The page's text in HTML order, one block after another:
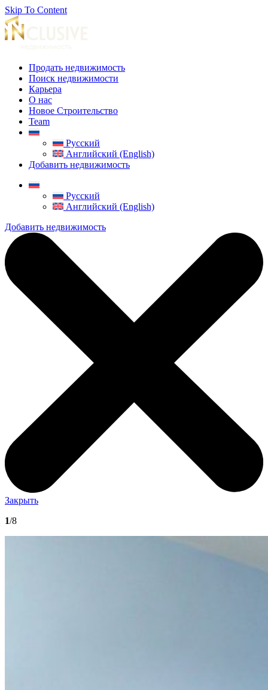
Skip To Content
Продать недвижимость
Поиск недвижимости
Карьера
О нас
Новое Строительство
Team
Русский
Английский (English)
Добавить недвижимость
Русский
Английский (English)
Добавить недвижимость
Закрыть
1/8